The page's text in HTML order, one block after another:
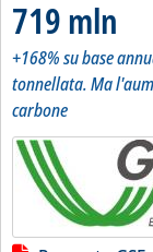
719 mln
+168% su base
tonnellata. Ma
carbone